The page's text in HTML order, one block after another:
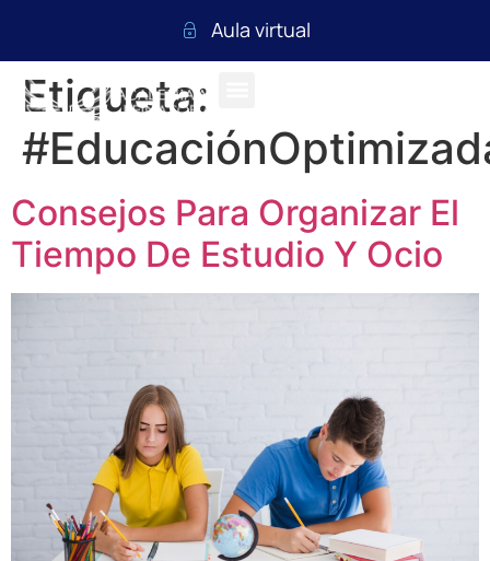
Aula virtual
Etiqueta:
Consejos Para Organizar El
Tiempo De Estudio Y Ocio